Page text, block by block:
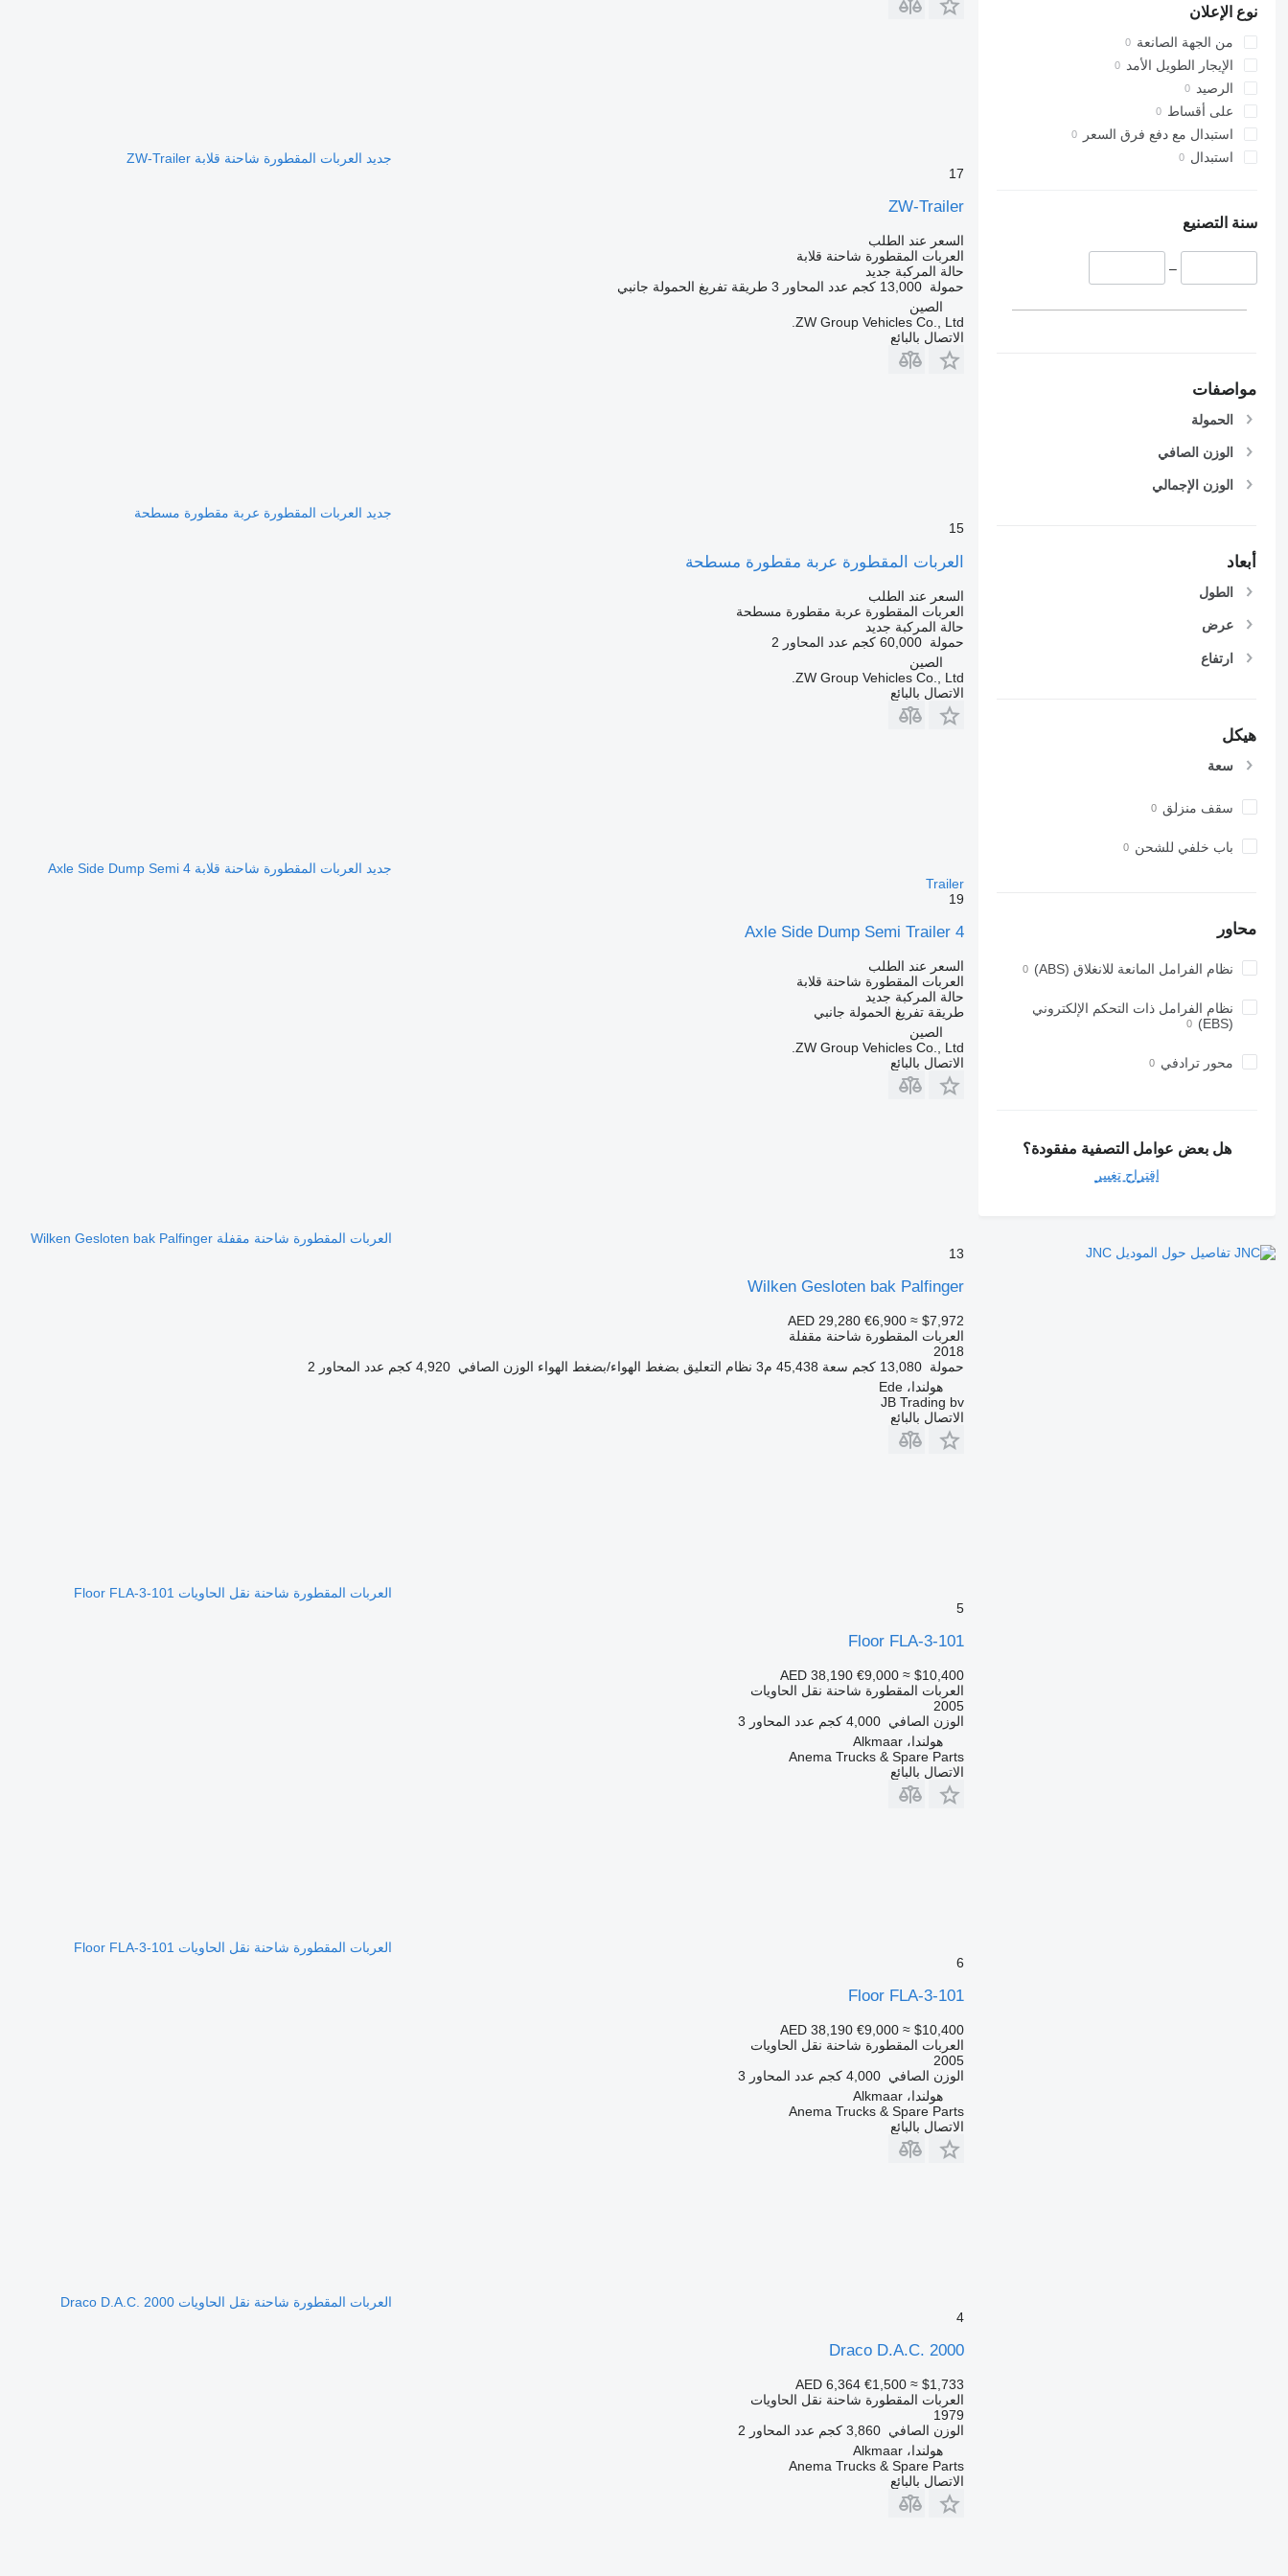
نوع الإعلان
من الجهة الصانعة
الإيجار الطويل الأمد
الرصيد
على أقساط
استبدال مع دفع فرق السعر
استبدال
سنة التصنيع
–
مواصفات
الحمولة
الوزن الصافي
الوزن الإجمالي
أبعاد
الطول
عرض
ارتفاع
هيكل
سعة
سقف منزلق
باب خلفي للشحن
محاور
نظام الفرامل المانعة للانغلاق (ABS)
نظام الفرامل ذات التحكم الإلكتروني
(EBS)
محور ترادفي
هل بعض عوامل التصفية مفقودة؟
اقتراح تغيير
تفاصيل حول الموديل JNC
جديد العربات المقطورة شاحنة قلابة ZW-Trailer
17
ZW-Trailer
السعر عند الطلب
العربات المقطورة شاحنة قلابة
حالة المركبة جديد
حمولة 13,000 كجم عدد المحاور 3 طريقة تفريغ الحمولة جانبي
الصين
ZW Group Vehicles Co., Ltd.
الاتصال بالبائع
جديد العربات المقطورة عربة مقطورة مسطحة
15
العربات المقطورة عربة مقطورة مسطحة
السعر عند الطلب
العربات المقطورة عربة مقطورة مسطحة
حالة المركبة جديد
حمولة 60,000 كجم عدد المحاور 2
الصين
ZW Group Vehicles Co., Ltd.
الاتصال بالبائع
جديد العربات المقطورة شاحنة قلابة 4 Axle Side Dump Semi
Trailer
19
4 Axle Side Dump Semi Trailer
السعر عند الطلب
العربات المقطورة شاحنة قلابة
حالة المركبة جديد
طريقة تفريغ الحمولة جانبي
الصين
ZW Group Vehicles Co., Ltd.
الاتصال بالبائع
العربات المقطورة شاحنة مقفلة Wilken Gesloten bak Palfinger
13
Wilken Gesloten bak Palfinger
AED 29,280 €6,900 ≈ $7,972
العربات المقطورة شاحنة مقفلة
2018
حمولة 13,080 كجم سعة 45,438 م3 نظام التعليق بضغط الهواء/بضغط الهواء الوزن الصافي 4,920 كجم عدد المحاور 2
هولندا، Ede
JB Trading bv
الاتصال بالبائع
العربات المقطورة شاحنة نقل الحاويات Floor FLA-3-101
5
Floor FLA-3-101
AED 38,190 €9,000 ≈ $10,400
العربات المقطورة شاحنة نقل الحاويات
2005
الوزن الصافي 4,000 كجم عدد المحاور 3
هولندا، Alkmaar
Anema Trucks & Spare Parts
الاتصال بالبائع
العربات المقطورة شاحنة نقل الحاويات Floor FLA-3-101
6
Floor FLA-3-101
AED 38,190 €9,000 ≈ $10,400
العربات المقطورة شاحنة نقل الحاويات
2005
الوزن الصافي 4,000 كجم عدد المحاور 3
هولندا، Alkmaar
Anema Trucks & Spare Parts
الاتصال بالبائع
العربات المقطورة شاحنة نقل الحاويات Draco D.A.C. 2000
4
Draco D.A.C. 2000
AED 6,364 €1,500 ≈ $1,733
العربات المقطورة شاحنة نقل الحاويات
1979
الوزن الصافي 3,860 كجم عدد المحاور 2
هولندا، Alkmaar
Anema Trucks & Spare Parts
الاتصال بالبائع